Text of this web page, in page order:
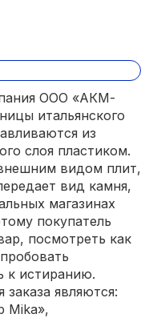
ООО «АКМ-
итальянского
из
слоя пластиком.
видом плит,
вид камня,
магазинах
покупатель
посмотреть как
к истиранию.
являются:
Mika»,